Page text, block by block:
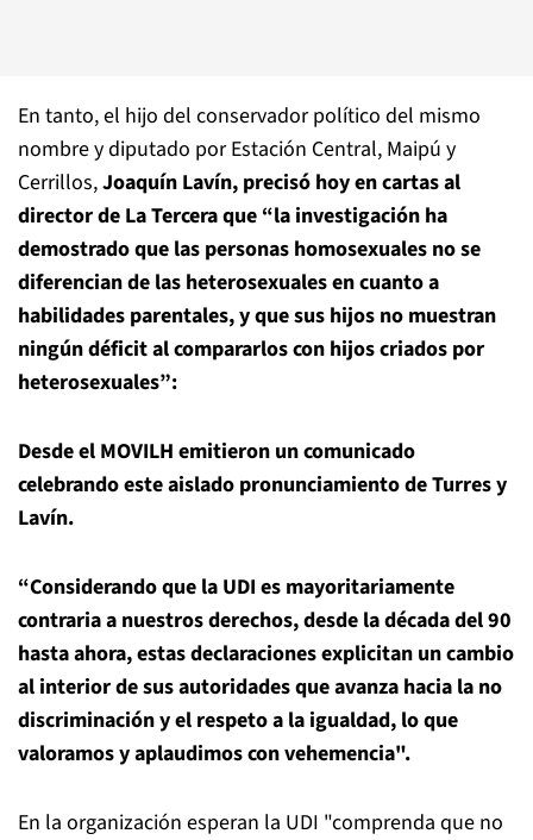
En tanto, el hijo del conservador político del mismo
nombre y diputado por Estación Central, Maipú y
Cerrillos,Joaquín Lavín, precisó hoy en cartas al
director de La Tercera que “la investigación ha
demostrado que las personas homosexuales no se
diferencian de las heterosexuales en cuanto a
habilidades parentales, y que sus hijos no muestran
ningún déficit al compararlos con hijos criados por
heterosexuales”:
Desde el MOVILH emitieron un comunicado
celebrando este aislado pronunciamiento de Turres y
Lavín.
“Considerando que la UDI es mayoritariamente
contraria a nuestros derechos, desde la década del 90
hasta ahora, estas declaraciones explicitan un cambio
al interior de sus autoridades que avanza hacia la no
discriminación y el respeto a la igualdad, lo que
valoramos y aplaudimos con vehemencia".
En la organización esperan la UDI "comprenda que no